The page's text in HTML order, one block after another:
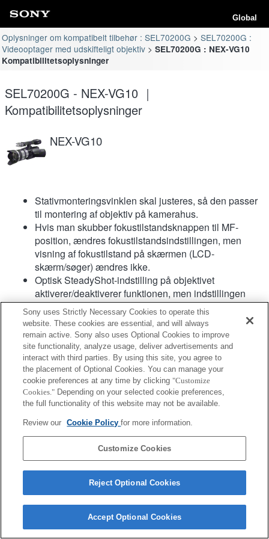
Global
Oplysninger om kompatibelt tilbehør : SEL70200G
SEL70200G :
Videooptager med udskifteligt objektiv
SEL70200G : NEX-VG10
Kompatibilitetsoplysninger
SEL70200G - NEX-VG10 ｜
Kompatibilitetsoplysninger
NEX-VG10
Stativmonteringsvinklen skal justeres, så den passer
til montering af objektiv på kamerahus.
Hvis man skubber fokustilstandsknappen til MF-
position, ændres fokustilstandsindstillingen, men
visning af fokustilstand på skærmen (LCD-
skærm/søger) ændres ikke.
Optisk SteadyShot-indstilling på objektivet
aktiverer/deaktiverer funktionen, men indstillingen
vises ikke på skærmvisningen (LCD-skærm/søger),
og optages heller ikke i EXIF-data.
Fokus hold-knappen på objektivet fungerer ikke.
Når fokustilstandsknappen er på MF, og AF er valgt
på siden, er fokustilstanden manuel, men
fokusafstanden bliver ikke vist (AF fungerer heller
ikke).
Sony uses Strictly Necessary Cookies to operate this
website. These cookies are essential, and will always
remain active. Sony also uses Optional Cookies to improve
site functionality, analyze usage, deliver advertisements and
interact with third parties. By using this site, you agree to
the placement of Optional Cookies. You can manage your
cookie preferences at any time by clicking "Customize
Cookies." Depending on your selected cookie preferences,
the full functionality of this website may not be available.
Review our Cookie Policyfor more information.
Customize Cookies
Reject Optional Cookies
Accept Optional Cookies